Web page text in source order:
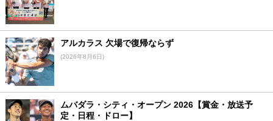
アルカラス 欠場で復帰ならず
(2026年8月6日)
ムバダラ・シティ・オープン 2026【賞金・放送予
定・日程・ドロー】